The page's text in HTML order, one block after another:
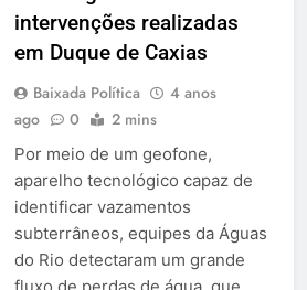
intervenções realizadas
em Duque de Caxias
Baixada Política
4 anos
ago
0 2 mins
Por meio de um geofone,
aparelho tecnológico capaz de
identificar vazamentos
subterrâneos, equipes da Águas
do Rio detectaram um grande